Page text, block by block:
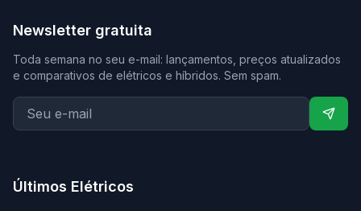
Newsletter gratuita
Toda semana no seu e-mail: lançamentos, preços atualizados
e comparativos de elétricos e híbridos. Sem spam.
Últimos Elétricos